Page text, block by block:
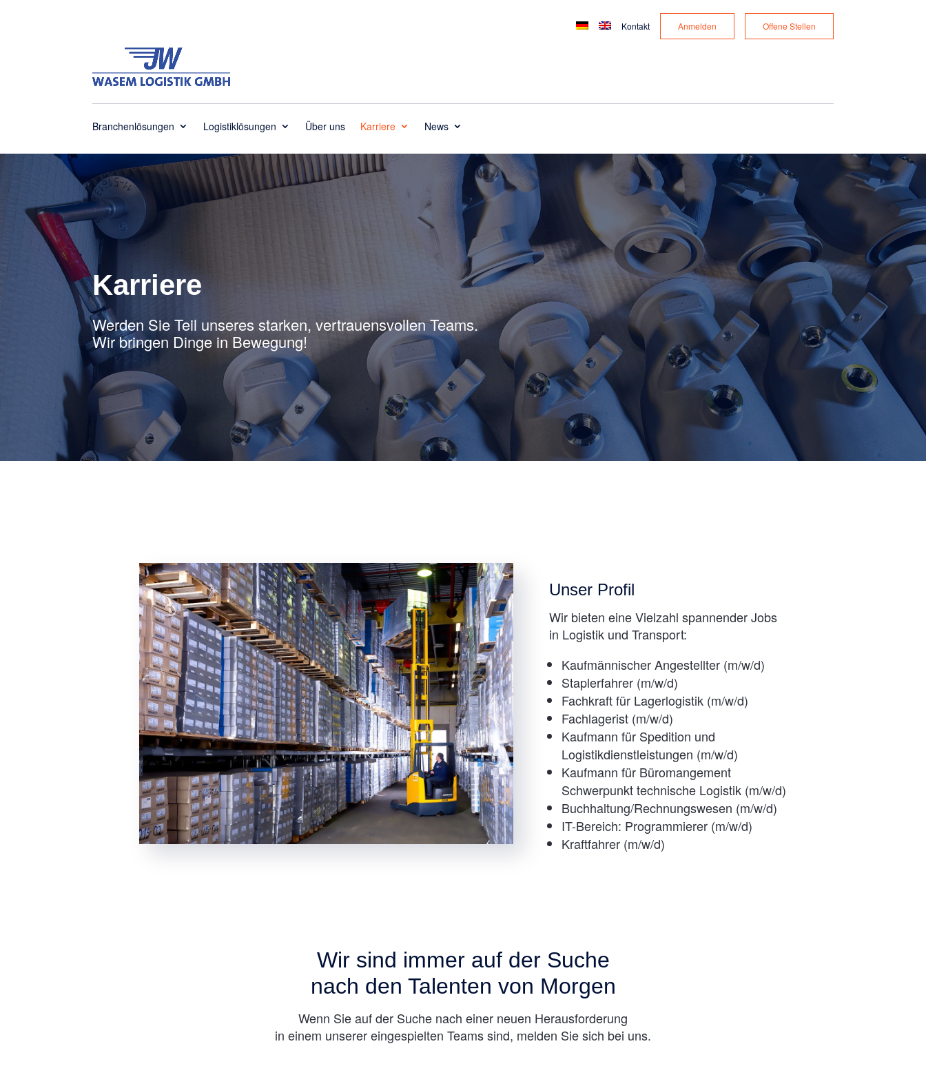
Kontakt Anmelden Offene Stellen
Branchenlösungen Logistiklösungen Über uns Karriere News
Karriere
Werden Sie Teil unseres starken, vertrauensvollen Teams.
Wir bringen Dinge in Bewegung!
Unser Profil
Wir bieten eine Vielzahl spannender Jobs
in Logistik und Transport:
Kaufmännischer Angestellter (m/w/d)
Staplerfahrer (m/w/d)
Fachkraft für Lagerlogistik (m/w/d)
Fachlagerist (m/w/d)
Kaufmann für Spedition und
Logistikdienstleistungen (m/w/d)
Kaufmann für Büromangement
Schwerpunkt technische Logistik (m/w/d)
Buchhaltung/Rechnungswesen (m/w/d)
IT-Bereich: Programmierer (m/w/d)
Kraftfahrer (m/w/d)
Wir sind immer auf der Suche
nach den Talenten von Morgen
Wenn Sie auf der Suche nach einer neuen Herausforderung
in einem unserer eingespielten Teams sind, melden Sie sich bei uns.